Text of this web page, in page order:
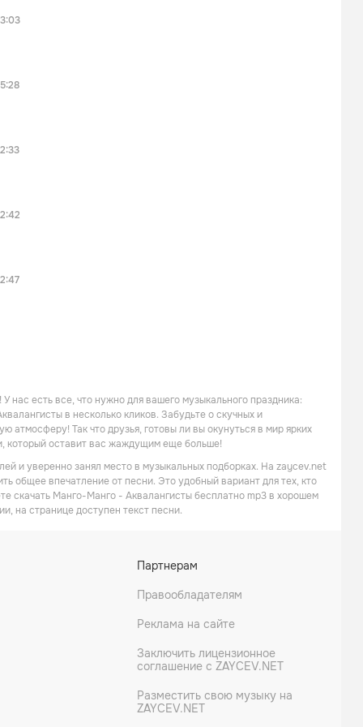
есть все, что нужно для вашего музыкального праздника:
в несколько кликов. Забудьте о скучных и
атмосферу! Так что друзья, готовы ли вы окунуться в мир ярких
который оставит вас жаждущим еще больше!
и уверенно занял место в музыкальных подборках. На zaycev.net
общее впечатление от песни. Это удобный вариант для тех, кто
скачать Манго-Манго - Аквалангисты бесплатно mp3 в хорошем
на странице доступен текст песни.
Партнерам
Правообладателям
Реклама на сайте
Заключить лицензионное
соглашение с ZAYCEV.NET
Разместить свою музыку на
ZAYCEV.NET